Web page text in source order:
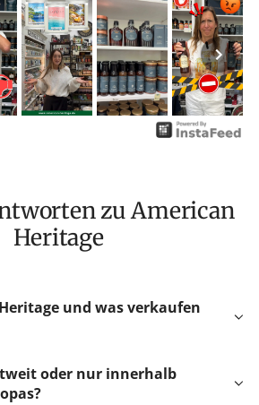
Heritage
und was verkaufen
oder nur innerhalb